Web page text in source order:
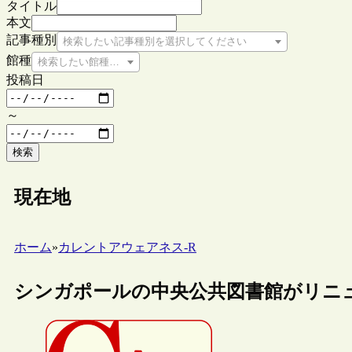
タイトル
本文
記事種別
検索したい記事種別を選択してください
館種 検索したい館種を選択してください
投稿日
～
検索
現在地
ホーム»カレントアウェアネス-R
シンガポールの中央公共図書館がリニ